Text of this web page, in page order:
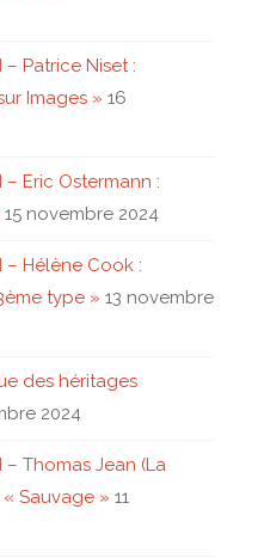
– Patrice Niset :
Images » 16
– Eric Ostermann :
15 novembre 2024
– Hélène Cook :
type » 13 novembre
des héritages
2024
– Thomas Jean (La
Sauvage » 11